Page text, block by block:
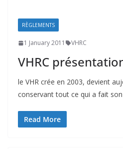
RÈGLEMENTS
1 January 2011 VHRC
VHRC
le VHR crée en 2003, devient
conservant tout ce qui a fait
Read More